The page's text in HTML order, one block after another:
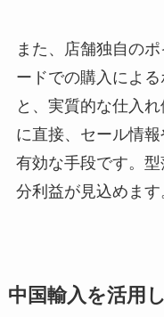
また、店舗独自の
ードでの購入によ
と、実質的な仕入
に直接、セール情
有効な手段です。
分利益が見込めます
中国輸入を活用